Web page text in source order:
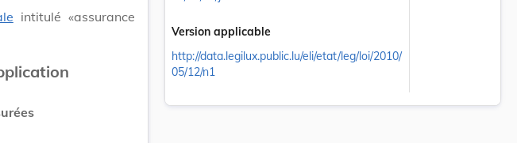
intitulé «assurance
Version applicable
http://data.legilux.public.lu/eli/etat/leg/loi/2010/
05/12/n1